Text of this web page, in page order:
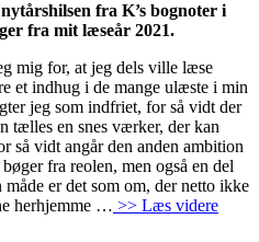
fra K’s bognoter i
fra mit læseår 2021.
mig for, at jeg dels ville læse
et indhug i de mange ulæste i min
jeg som indfriet, for så vidt der
tælles en snes værker, der kan
så vidt angår den anden ambition
fra reolen, men også en del
er det som om, der netto ikke
herhjemme … >> Læs videre